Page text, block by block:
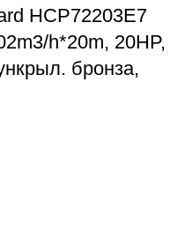
HCP72203E7
h*20m, 20HP,
бронза,